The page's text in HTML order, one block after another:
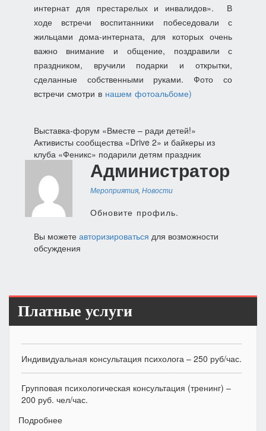
интернат для престарелых и инвалидов».
В
ходе встречи воспитанники побеседовали с
жильцами дома-интерната, для которых очень
важно внимание и общение, поздравили с
праздником, вручили подарки и открытки,
сделанные собственными руками. Фото со
встречи смотри в нашем фотоальбоме)
Навигация
по
записям
Выставка-форум «Вместе – ради детей!»
Активисты сообщества «Drive 2» и байкеры из
клуба «Феникс» подарили детям праздник
Администратор
Мероприятия, Новости
Обновите профиль.
Вы можете авторизироваться для возможности
обсуждения
Платные услуги
Индивидуальная консультация психолога – 250 руб/час.
Групповая психологическая консультация (тренинг) –
200 руб. чел/час.
Подробнее